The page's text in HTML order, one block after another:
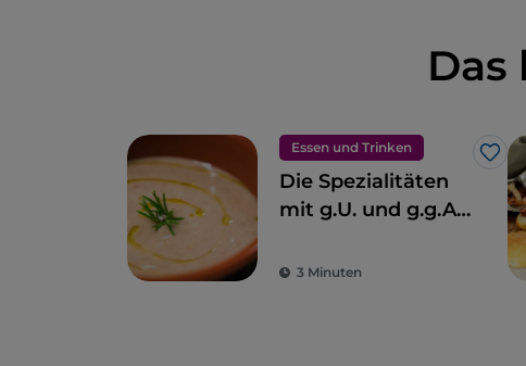
Das
Essen und Trinken
Like
Die Spezialitäten
mit g.U. und g.g.A.
3 Minuten